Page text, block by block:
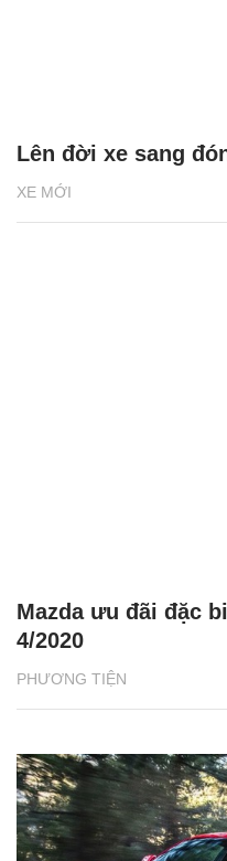
XE MỚI
Lên đời xe sang
PHƯƠNG TIỆN
Mazda ưu đãi đặc
4/2020